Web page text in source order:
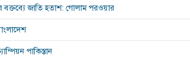
বক্তব্যে জাতি হতাশ: গোলাম পরওয়ার
পাকিস্তান